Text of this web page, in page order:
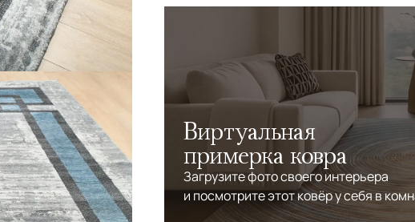
Виртуальная
примерка ковра
Загрузите фото своего интерьера
и посмотрите этот ковёр у себя в